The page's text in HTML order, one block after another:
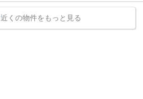
近くの物件をもっと見る